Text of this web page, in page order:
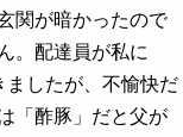
関が暗かったので
。配達員が私に
ましたが、不愉快だ
「酢豚」だと父が